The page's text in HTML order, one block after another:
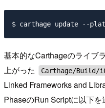
基本的なCarthageのライブ
上がった
Carthage/Build/
Linked Frameworks and
PhaseのRun Scriptに以下